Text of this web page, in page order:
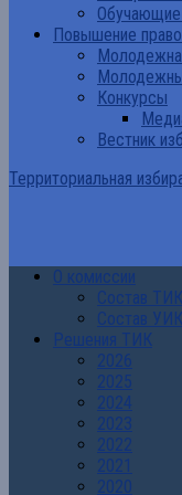
Повышение
Конкурсы
Вестник
Территориальная
О комиссии
Состав ТИК
Состав УИК
Решения ТИК
2026
2025
2024
2023
2022
2021
2020